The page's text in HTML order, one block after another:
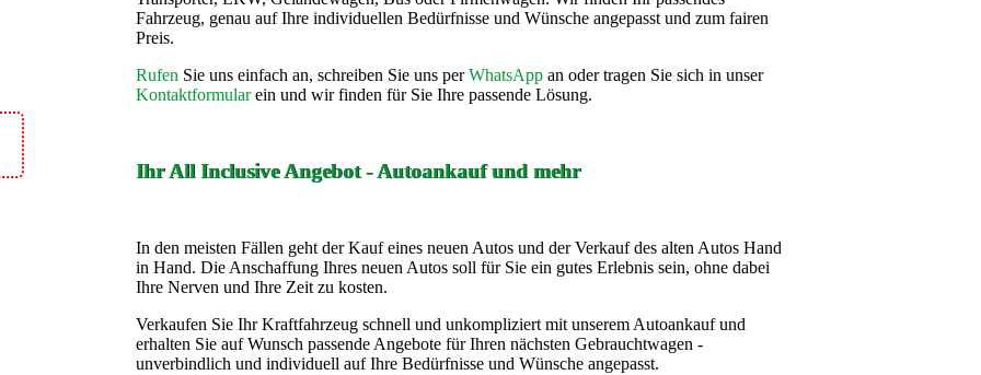
Fahrzeug, genau auf Ihre individuellen Bedürfnisse und Wünsche angepasst und zum fairen
Preis.
Rufen Sie uns einfach an, schreiben Sie uns perWhatsApp an oder tragen Sie sich in unser
Kontaktformularein und wir finden für Sie Ihre passende Lösung.
Ihr All Inclusive Angebot - Autoankauf und mehr
In den meisten Fällen geht der Kauf eines neuen Autos und der Verkauf des alten Autos Hand
in Hand. Die Anschaffung Ihres neuen Autos soll für Sie ein gutes Erlebnis sein, ohne dabei
Ihre Nerven und Ihre Zeit zu kosten.
Verkaufen Sie Ihr Kraftfahrzeug schnell und unkompliziert mit unserem Autoankauf und
erhalten Sie auf Wunsch passende Angebote für Ihren nächsten Gebrauchtwagen -
unverbindlich und individuell auf Ihre Bedürfnisse und Wünsche angepasst.